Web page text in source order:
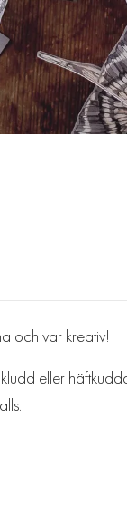
och var kreativ!
eller